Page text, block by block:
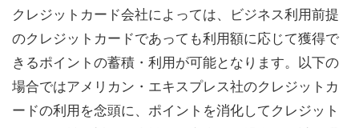
クレジットカード会社によっては、ビジネス利用前提
のクレジットカードであっても利用額に応じて獲得で
きるポイントの蓄積・利用が可能となります。以下の
場合ではアメリカン・エキスプレス社のクレジットカ
ードの利用を念頭に、ポイントを消化してクレジット